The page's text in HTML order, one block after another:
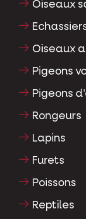
Oiseaux
Oiseaux
Pigeons
Pigeons
Rongeurs
Lapins
Furets
Poissons
Reptiles